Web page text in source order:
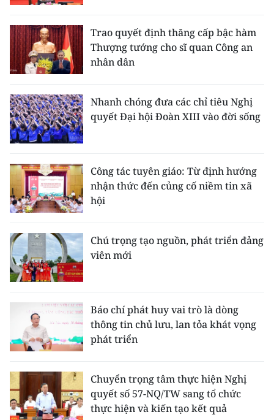
Trao quyết định thăng cấp bậc hàm
Thượng tướng cho sĩ quan Công an
nhân dân
Nhanh chóng đưa các chỉ tiêu Nghị
quyết Đại hội Đoàn XIII vào đời sống
Công tác tuyên giáo: Từ định hướng
nhận thức đến củng cố niềm tin xã
hội
Chú trọng tạo nguồn, phát triển đảng
viên mới
Báo chí phát huy vai trò là dòng
thông tin chủ lưu, lan tỏa khát vọng
phát triển
Chuyển trọng tâm thực hiện Nghị
quyết số 57-NQ/TW sang tổ chức
thực hiện và kiến tạo kết quả